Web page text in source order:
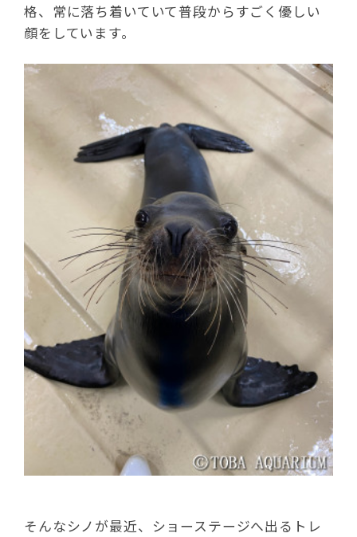
格、常に落ち着いていて普段からすごく優しい
顔をしています。
そんなシノが最近、ショーステージへ出るトレ